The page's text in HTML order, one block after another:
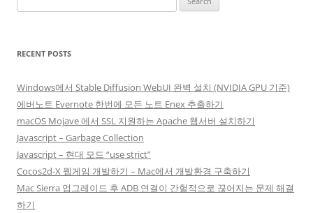
for:
RECENT POSTS
Windows에서 Stable Diffusion WebUI 완벽 설치 (NVIDIA GPU 기준)
에버노트 Evernote 한번에 모든 노트 Enex 추출하기
macOS Mojave 에서 SSL 지원하는 Apache 웹서버 설치하기
Javascript – Garbage Collection
Javascript – 현대 모드 “use strict”
Cocos2d-X 웹게임 개발하기 – Mac에서 개발환경 구축하기
Mac Sierra 업그레이드 후 ADB 연결이 간헐적으로 끊어지는 문제 해결
하기